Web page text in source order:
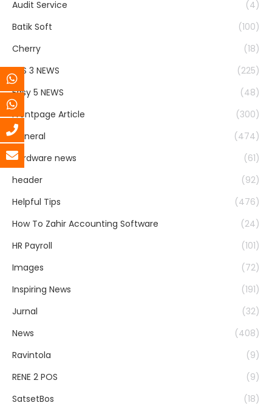
Audit Service
(4)
Batik Soft
(100)
Cherry
(18)
EAS 3 NEWS
(225)
Easy 5 NEWS
(48)
Frontpage Article
(300)
General
(474)
Hardware news
(61)
header
(92)
Helpful Tips
(476)
How To Zahir Accounting Software
(24)
HR Payroll
(101)
Images
(72)
Inspiring News
(191)
Jurnal
(32)
News
(408)
Ravintola
(9)
RENE 2 POS
(9)
SatsetBos
(18)